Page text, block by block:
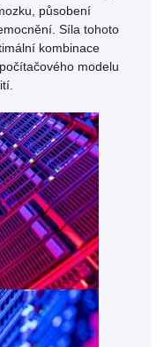
působení
Síla tohoto
kombinace
modelu